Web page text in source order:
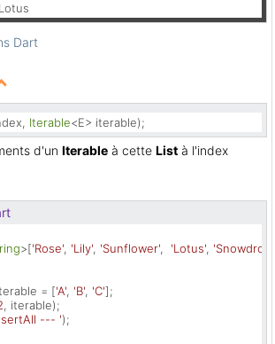
Dart
Iterable<E> iterable);
d'un Iterable à cette List à l'index
>['Rose', 'Lily', 'Sunflower', 'Lotus', 'Snowdrop'
= ['A', 'B', 'C'];
, iterable);
--- ');